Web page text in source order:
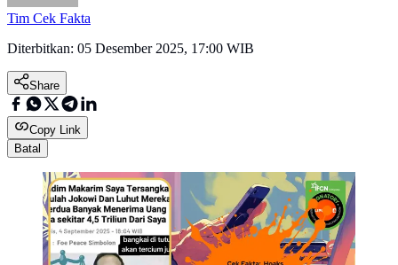
Tim Cek Fakta
Diterbitkan: 05 Desember 2025, 17:00 WIB
Share
Copy Link
Batal